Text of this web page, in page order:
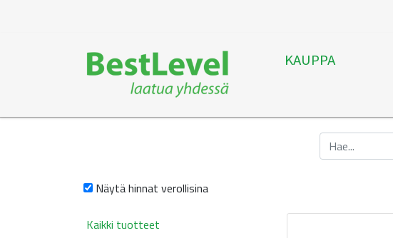
KAUPPA
Näytä hinnat verollisina
Kaikki tuotteet